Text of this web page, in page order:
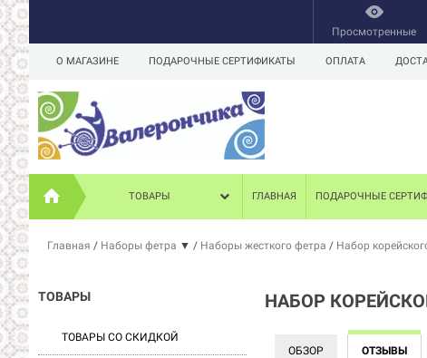
Просмотренные
О МАГАЗИНЕ ПОДАРОЧНЫЕ СЕРТИФИКАТЫ ОПЛАТА
ТОВАРЫ ГЛАВНАЯ ПОДАРОЧНЫЕ
Главная / Наборы фетра ▼ / Наборы жесткого фетра / Набор
ТОВАРЫ
ТОВАРЫ СО СКИДКОЙ
НАБОР
ОБЗОР ОТЗЫВЫ